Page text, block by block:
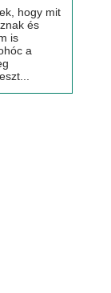
hogy mit
és
is
a